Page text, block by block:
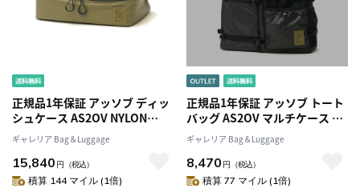
正規品1年保証 アッソブ ディッ
シュケース AS2OV NYLON
POLYCARBONATE ALL IN
DISH CASE オール イン ディッ
シュ ケース 食器 収納 ネット キ
ャンプ アウトドア 大きめ 防水
ギャレリア Bag＆Luggage
15,840 円 （税込）
積算 144 マイル (1倍)
正規品1年保証 アッソブ トート
バッグ AS2OV マルチケース マ
ルチトート NYLON
POLYCARBONATE MULTI
CAMPING TOTE マルチ キャン
ピング ケース キャンプ アウト
ギャレリア Bag＆Luggage
8,470 円 （税込）
積算 77 マイル (1倍)